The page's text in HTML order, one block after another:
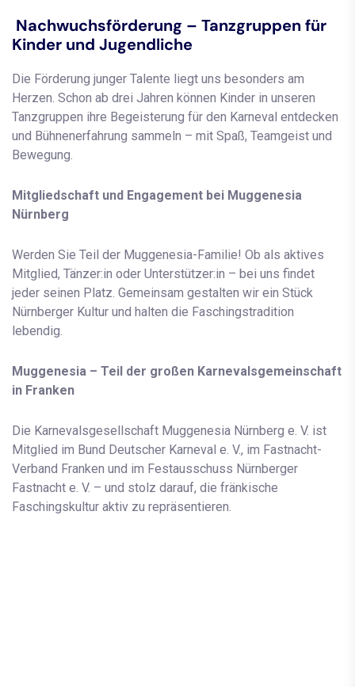
Nachwuchsförderung – Tanzgruppen für
Kinder und Jugendliche
Die Förderung junger Talente liegt uns besonders am
Herzen. Schon ab drei Jahren können Kinder in unseren
Tanzgruppen ihre Begeisterung für den Karneval entdecken
und Bühnenerfahrung sammeln – mit Spaß, Teamgeist und
Bewegung.
Mitgliedschaft und Engagement bei Muggenesia
Nürnberg
Werden Sie Teil der Muggenesia-Familie! Ob als aktives
Mitglied, Tänzer:in oder Unterstützer:in – bei uns findet
jeder seinen Platz. Gemeinsam gestalten wir ein Stück
Nürnberger Kultur und halten die Faschingstradition
lebendig.
Muggenesia – Teil der großen Karnevalsgemeinschaft
in Franken
Die Karnevalsgesellschaft Muggenesia Nürnberg e. V. ist
Mitglied im Bund Deutscher Karneval e. V., im Fastnacht-
Verband Franken und im Festausschuss Nürnberger
Fastnacht e. V. – und stolz darauf, die fränkische
Faschingskultur aktiv zu repräsentieren.